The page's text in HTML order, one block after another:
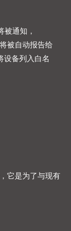
被通知，
被自动报告给
设备列入白名
它是为了与现有